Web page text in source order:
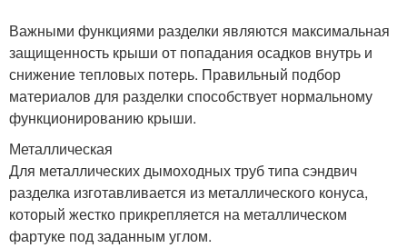
Важными функциями разделки являются максимальная
защищенность крыши от попадания осадков внутрь и
снижение тепловых потерь. Правильный подбор
материалов для разделки способствует нормальному
функционированию крыши.
Металлическая
Для металлических дымоходных труб типа сэндвич
разделка изготавливается из металлического конуса,
который жестко прикрепляется на металлическом
фартуке под заданным углом.